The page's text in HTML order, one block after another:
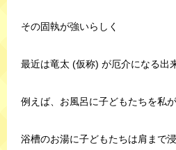
その固執が強いらしく
最近は竜太 (仮称) が厄介になる出
例えば、お風呂に子どもたちを私
浴槽のお湯に子どもたちは肩まで